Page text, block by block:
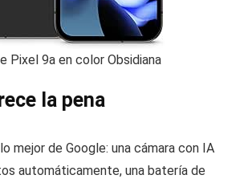
Pixel 9a en color Obsidiana
la pena
mejor de Google: una cámara con IA
automáticamente, una batería de